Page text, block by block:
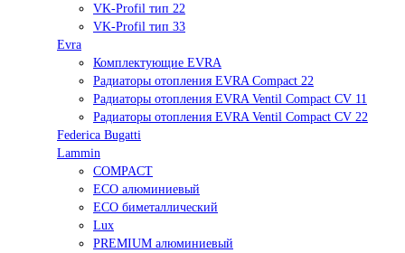
VK-Profil тип 22
VK-Profil тип 33
Evra
Комплектующие EVRA
Радиаторы отопления EVRA Compact 22
Радиаторы отопления EVRA Ventil Compact CV 11
Радиаторы отопления EVRA Ventil Compact CV 22
Federica Bugatti
Lammin
COMPACT
ECO алюминиевый
ECO биметаллический
Lux
PREMIUM алюминиевый